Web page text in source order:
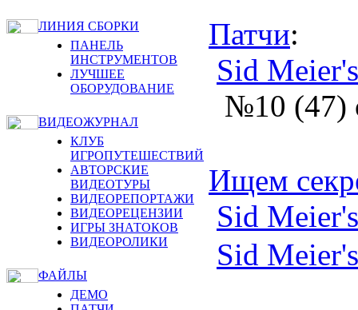
ЛИНИЯ СБОРКИ
ПАНЕЛЬ
ИНСТРУМЕНТОВ
ЛУЧШЕЕ
ОБОРУДОВАНИЕ
ВИДЕОЖУРНАЛ
КЛУБ
ИГРОПУТЕШЕСТВИЙ
АВТОРСКИЕ
ВИДЕОТУРЫ
ВИДЕОРЕПОРТАЖИ
ВИДЕОРЕЦЕНЗИИ
ИГРЫ ЗНАТОКОВ
ВИДЕОРОЛИКИ
ФАЙЛЫ
ДЕМО
Патчи:
Sid
№10 (47)
Ищем
Sid
Sid